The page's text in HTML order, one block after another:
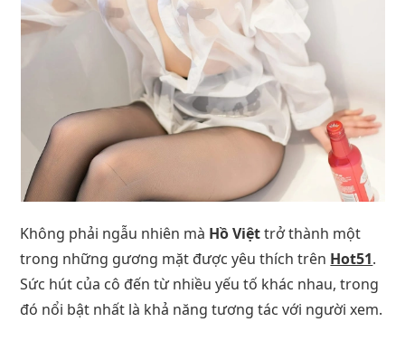
Không phải ngẫu nhiên mà Hồ Việttrở thành một
trong những gương mặt được yêu thích trên Hot51.
Sức hút của cô đến từ nhiều yếu tố khác nhau, trong
đó nổi bật nhất là khả năng tương tác với người xem.